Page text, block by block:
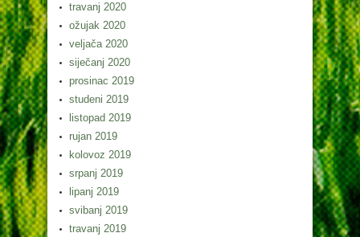
travanj 2020
ožujak 2020
veljača 2020
siječanj 2020
prosinac 2019
studeni 2019
listopad 2019
rujan 2019
kolovoz 2019
srpanj 2019
lipanj 2019
svibanj 2019
travanj 2019